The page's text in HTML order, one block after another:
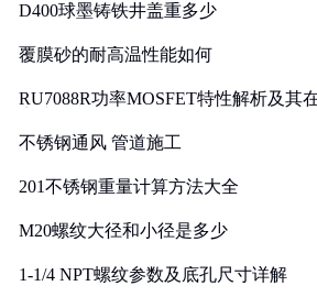
D400球墨铸铁井盖重多少
覆膜砂的耐高温性能如何
RU7088R功率MOSFET特性解析及其
不锈钢通风 管道施工
201不锈钢重量计算方法大全
M20螺纹大径和小径是多少
1-1/4 NPT螺纹参数及底孔尺寸详解